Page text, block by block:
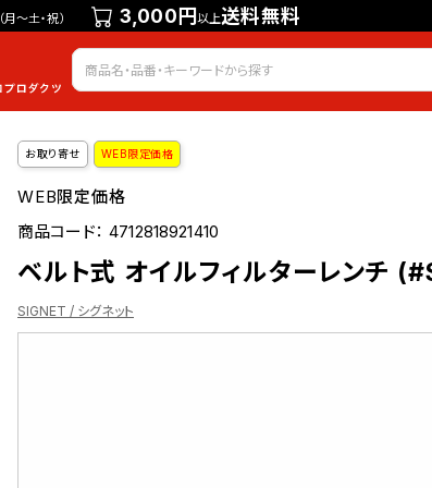
（月～土・祝） 3,000円以上送料無料
会員登録 ログイン お気に入り
お取り寄せ WEB限定価格
WEB限定価格
商品コード：4712818921410
ベルト式 オイルフィルターレンチ
SIGNET / シグネット